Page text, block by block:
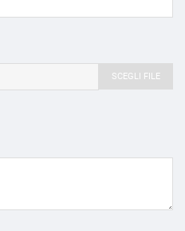
SCEGLI FILE